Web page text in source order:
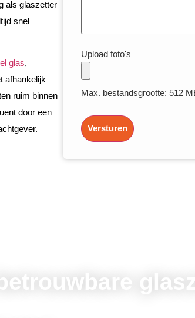
als glaszetter
snel
glas,
afhankelijk
ruim binnen
door een
Upload foto's
Max. bestandsgrootte: 512
Versturen